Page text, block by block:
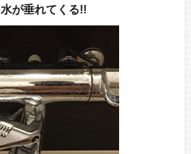
水が垂れてくる!!